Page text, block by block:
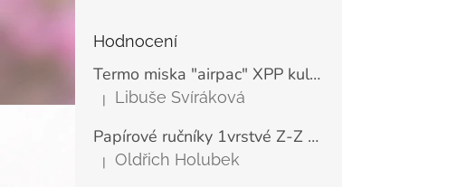
Hodnocení
Termo miska "airpac" XPP kulatá bílá 500 ml, Ø11,5 cm (25 ks)
Hodnocení produktu je 5 z 5 hvězdiček.
| Libuše Svíráková
Papírové ručníky 1vrstvé Z-Z zelené LINTEO ECONOMY 23x25 cm (200 ks)
Hodnocení produktu je 5 z 5 hvězdiček.
| Oldřich Holubek